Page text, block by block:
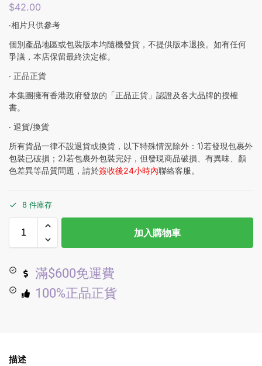
$42.00
‧相片只供參考
個別產品地區或包裝版本均隨機發貨，不提供版本退換。如有任何
爭議，本店保留最終決定權。
‧ 正品正貨
本集團擁有香港政府發放的「正品正貨」認證及各大品牌的授權
書。
‧ 退貨/換貨
所有貨品一律不設退貨或換貨，以下特殊情況除外：1)若發現包裹外
包裝已破損；2)若包裹外包裝完好，但發現商品破損、有異味、顏
色差異等品質問題，請於簽收後24小時內聯絡客服。
8 件庫存
加入購物車
滿$600免運費
100%正品正貨
描述